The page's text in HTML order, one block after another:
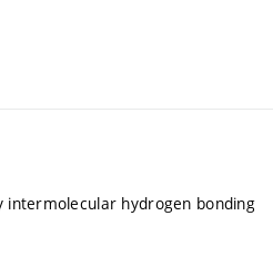
intermolecular hydrogen bonding